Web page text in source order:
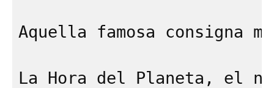
Aquella famosa consigna
La Hora del Planeta, el